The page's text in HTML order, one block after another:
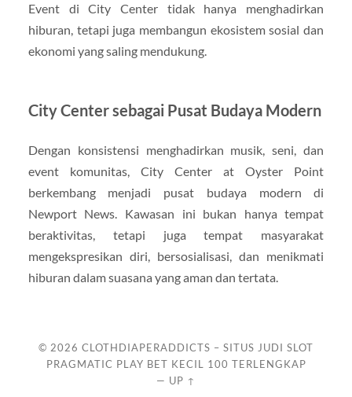
Event di City Center tidak hanya menghadirkan
hiburan, tetapi juga membangun ekosistem sosial dan
ekonomi yang saling mendukung.
City Center sebagai Pusat Budaya Modern
Dengan konsistensi menghadirkan musik, seni, dan
event komunitas, City Center at Oyster Point
berkembang menjadi pusat budaya modern di
Newport News. Kawasan ini bukan hanya tempat
beraktivitas, tetapi juga tempat masyarakat
mengekspresikan diri, bersosialisasi, dan menikmati
hiburan dalam suasana yang aman dan tertata.
© 2026 CLOTHDIAPERADDICTS – SITUS JUDI SLOT
PRAGMATIC PLAY BET KECIL 100 TERLENGKAP
— UP ↑